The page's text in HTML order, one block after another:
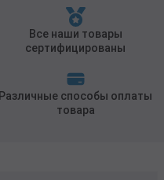
Все наши товары
сертифицированы
Различные способы оплаты
товара